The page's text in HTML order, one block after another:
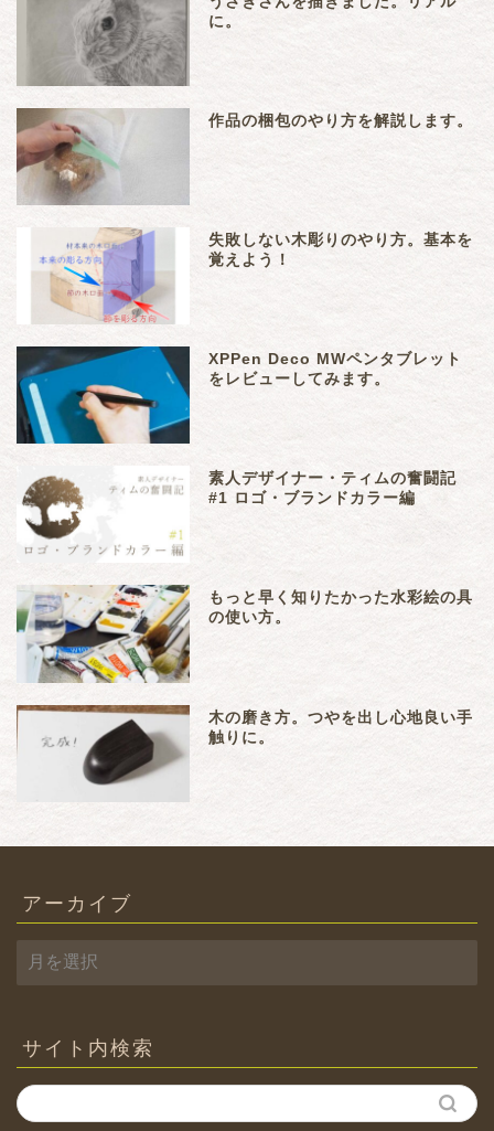
に。
作品の梱包のやり方を解説します。
失敗しない木彫りのやり方。基本を
覚えよう！
XPPen Deco MWペンタブレット
をレビューしてみます。
素人デザイナー・ティムの奮闘記
#1 ロゴ・ブランドカラー編
もっと早く知りたかった水彩絵の具
の使い方。
木の磨き方。つやを出し心地良い手
触りに。
アーカイブ
ー
ブ
サイト内検索